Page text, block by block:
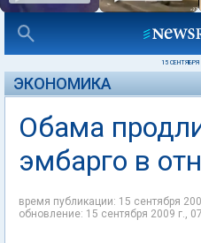
15 СЕНТЯБРЯ
ЭКОНОМИКА
Обама
эмбарго в
время публикации: 15 сентября
обновление: 15 сентября 2009 г.,